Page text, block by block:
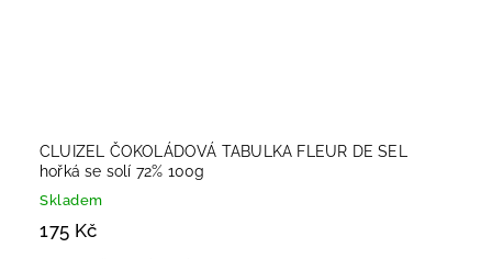
CLUIZEL ČOKOLÁDOVÁ TABULKA FLEUR DE SEL
hořká se solí 72% 100g
Skladem
175 Kč